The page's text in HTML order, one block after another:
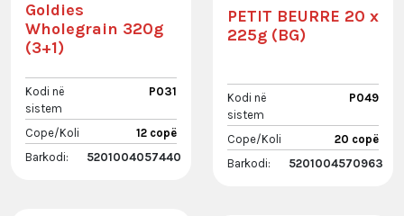
Goldies
Wholegrain 320g
(3+1)
Kodi në
sistem
P031
Cope/Koli
12 copë
Barkodi:
5201004057440
PETIT BEURRE 20 x
225g (BG)
Kodi në
sistem
P049
Cope/Koli
20 copë
Barkodi:
5201004570963